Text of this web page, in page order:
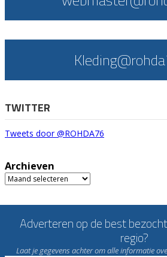
TWITTER
Tweets door @ROHDA76
Archieven
Archieven
Adverteren op de best
regio?
Laat je gegevens achter om alle informatie